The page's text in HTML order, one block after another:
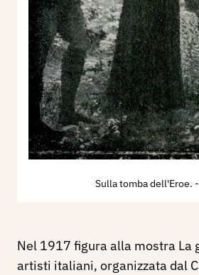
Sulla tomba dell'Eroe.
Nel 1917 figura alla mostra La
artisti italiani, organizzata dal